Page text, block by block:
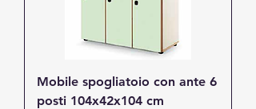
Mobile spogliatoio con ante 6
posti 104x42x104 cm